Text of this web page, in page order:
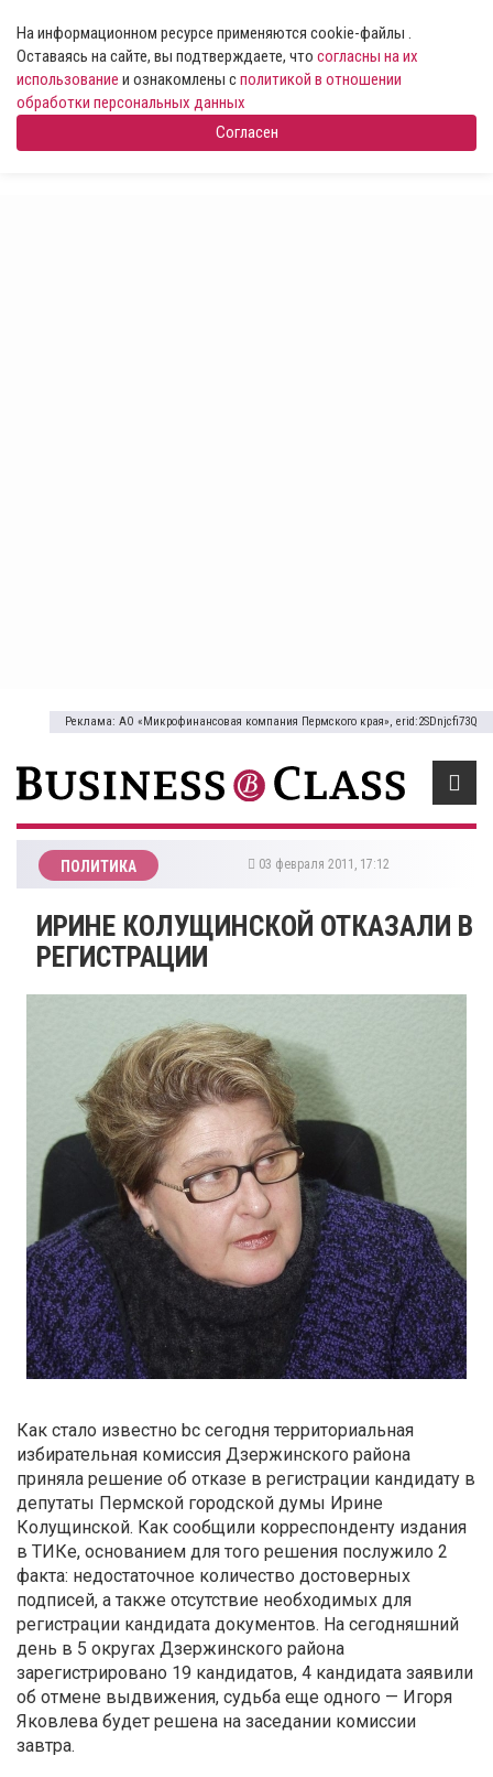
На информационном ресурсе применяются cookie-файлы .
Оставаясь на сайте, вы подтверждаете, что согласны на их
использование и ознакомлены сполитикой в отношении
обработки персональных данных
Согласен
Реклама: АО «Микрофинансовая компания Пермского края», erid:2SDnjcfi73Q
ПОЛИТИКА 03 февраля 2011, 17:12
ИРИНЕ КОЛУЩИНСКОЙ ОТКАЗАЛИ В
РЕГИСТРАЦИИ
Как стало известно bc сегодня территориальная
избирательная комиссия Дзержинского района
приняла решение об отказе в регистрации кандидату в
депутаты Пермской городской думы Ирине
Колущинской. Как сообщили корреспонденту издания
в ТИКе, основанием для того решения послужило 2
факта: недостаточное количество достоверных
подписей, а также отсутствие необходимых для
регистрации кандидата документов. На сегодняшний
день в 5 округах Дзержинского района
зарегистрировано 19 кандидатов, 4 кандидата заявили
об отмене выдвижения, судьба еще одного — Игоря
Яковлева будет решена на заседании комиссии
завтра.